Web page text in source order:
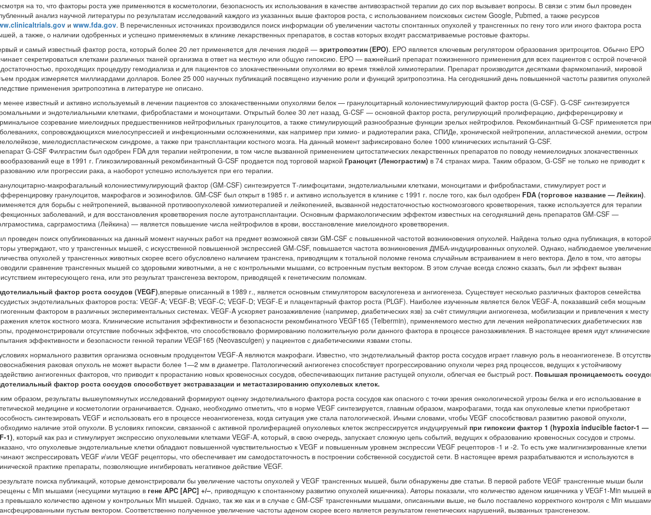
на то, что факторы роста уже применяются в косметологии, безопасность их использования в качестве антивозрастной терапии до сих пор вызывает вопросы. В связи с этим был проведен
анализ научной литературы по результатам исследований каждого из указанных выше факторов роста, с использованием поисковых систем Google, Pubmed, а также ресурсов
и www.fda.gov. В перечисленных источниках производился поиск информации об увеличении частоты спонтанных опухолей у трансгенных по гену того или иного фактора роста
а также, о наличии одобренных и успешно применяемых в клинике лекарственных препаратов, в состав которых входят рассматриваемые ростовые факторы.
и самый известный фактор роста, который более 20 лет применяется для лечения людей — эритропоэтин (EPO). EPO является ключевым регулятором образования эритроцитов. Обычно EPO
секретироваться клетками различных тканей организма в ответ на местную или общую гипоксию. EPO — важнейший препарат пожизненного применения для всех пациентов с острой почечной
проходящих процедуру гемодиализа и для пациентов со злокачественными опухолями во время тяжёлой химиотерапии. Препарат производится десятками фармкомпаний, мировой
продаж измеряется миллиардами долларов. Более 25 000 научных публикаций посвящено изучению роли и функций эритропоэтина. На сегодняшний день повышенной частоты развития опухолей
применения эритропоэтина в литературе не описано.
менее известный и активно используемый в лечении пациентов со злокачественными опухолями белок — гранулоцитарный колониестимулирующий фактор роста (G-CSF). G-CSF синтезируется
и эндотелиальными клетками, фибробластами и моноцитами. Открытый более 30 лет назад, G-CSF — основной фактор роста, регулирующий пролиферацию, дифференцировку и
созревание миелоидных предшественников нейтрофильных гранулоцитов, а также стимулирующий разнообразные функции зрелых нейтрофилов. Рекомбинантный G-CSF применяется при
сопровождающихся миелосупрессией и инфекционными осложнениями, как например при химио- и радиотерапии рака, СПИДе, хронической нейтропении, апластической анемии, остром
миелодиспластическом синдроме, а также при трансплантации костного мозга. На данный момент зафиксировано более 1000 клинических испытаний G-CSF.
G-CSF Филграстим был одобрен FDA для терапии нейтропении, в том числе вызванной применением цитостатических лекарственных препаратов по поводу немиелоидных злокачественных
еще в 1991 г. Гликозилированный рекомбинантный G-CSF продается под торговой маркой Граноцит (Ленограстим) в 74 странах мира. Таким образом, G-CSF не только не приводит к
или прогрессии рака, а наоборот успешно используется при его терапии.
макрофагальный колониестимулирующий фактор (GM-CSF) синтезируется Т-лимфоцитами, эндотелиальными клетками, моноцитами и фибробластами, стимулирует рост и
гранулоцитов, макрофагов и эозинофилов. GM-CSF был открыт в 1985 г. и активно используется в клинике с 1991 г. после того, как был одобрен FDA (торговое название — Лейкин).
для борьбы с нейтропенией, вызванной противоопухолевой химиотерапией и лейкопенией, вызванной недостаточностью костномозгового кроветворения, также используется для терапии
заболеваний, и для восстановления кроветворения после аутотрансплантации. Основным фармакологическим эффектом известных на сегодняшний день препаратов GM-CSF —
сарграмостима (Лейкина) — является повышение числа нейтрофилов в крови, восстановление миелоидного кроветворения.
проведен поиск опубликованных на данный момент научных работ на предмет возможной связи GM-CSF с повышенной частотой возникновения опухолей. Найдена только одна публикация, в
утверждают, что у трансгенных мышей, с искусственной повышенной экспрессией GM-CSF, повышается частота возникновения ДМБА-индуцированных опухолей. Однако, наблюдаемое
опухолей у трансгенных животных скорее всего обусловлено наличием трансгена, приводящим к тотальной поломке генома случайным встраиванием в него вектора. Дело в том, что авторы
сравнение трансгенных мышей со здоровыми животными, а не с контрольными мышами, со встроенным пустым вектором. В этом случае всегда сложно сказать, был ли эффект вызван
интересующего гена, или это результат трансгенеза вектором, приводящей к генетическим поломкам.
фактор роста сосудов (VEGF),впервые описанный в 1989 г., является основным стимулятором васкулогенеза и ангиогенеза. Существует несколько различных факторов семейства
эндотелиальных факторов роста: VEGF-A; VEGF-B; VEGF-C; VEGF-D; VEGF-E и плацентарный фактор роста (PLGF). Наиболее изученным является белок VEGF-A, показавший себя мощным
фактором в различных экспериментальных системах. VEGF-A ускоряет ранозаживление (например, диабетических язв) за счёт стимуляции ангиогенеза, мобилизации и привлечения к месту
клеток костного мозга. Клинические испытания эффективности и безопасности рекомбинатного VEGF165 (Telbermin), применяемого местно для лечения нейропатических диабетических язв
продемонстрировали отсутствие побочных эффектов, что способствовало формированию положительную роли данного фактора в процессе ранозаживления. В настоящее время идут клинические
эффективности и безопасности генной терапии VEGF165 (Neovasculgen) у пациентов с диабетическими язвами стопы.
нормального развития организма основным продуцентом VEGF-A являются макрофаги. Известно, что эндотелиальный фактор роста сосудов играет главную роль в неоангиогенезе. В
раковая опухоль не может вырасти более 1—2 мм в диаметре. Патологический ангиогенез способствует прогрессированию опухоли через ряд процессов, ведущих к устойчивому
ангиогенных факторов, что приводит к прорастанию новых кровеносных сосудов, обеспечивающих питание растущей опухоли, облегчая ее быстрый рост. Повышая проницаемость
фактор роста сосудов способствует экстравазации и метастазированию опухолевых клеток.
образом, результаты вышеупомянутых исследований формируют оценку эндотелиального фактора роста сосудов как опасного с точки зрения онкологической угрозы белка и его использование в
медицине и косметологии ограничивается. Однако, необходимо отметить, что в норме VEGF синтезируется, главным образом, макрофагами, тогда как опухолевые клетки приобретают
синтезировать VEGF и использовать его в процессе неоангиогенеза, когда ситуация уже стала патологической. Иными словами, чтобы VEGF способствовал развитию раковой опухоли,
наличие этой опухоли. В условиях гипоксии, связанной с активной пролиферацией опухолевых клеток экспрессируется индуцируемый при гипоксии фактор 1 (hypoxia inducible factor-1 —
1), который как раз и стимулирует экспрессию опухолевыми клетками VEGF-A, который, в свою очередь, запускает сложную цепь событий, ведущих к образованию кровеносных сосудов и стромы.
что опухолевые эндотелиальные клетки обладают повышенной чувствительностью к VEGF и повышенным уровнем экспрессии VEGF рецепторов -1 и -2. То есть уже малигнизированные клетки
экспрессировать VEGF и\или VEGF рецепторы, что обеспечивает им самодостаточность в построении собственной сосудистой сети. В настоящее время разрабатываются и используются в
практике препараты, позволяющие ингибировать негативное действие VEGF.
поиска публикаций, которые демонстрировали бы увеличение частоты опухолей у VEGF трансгенных мышей, были обнаружены две статьи. В первой работе VEGF трансгенные мыши были
с Min мышами (несущими мутацию в гене APC [APC] +/–, приводящую к спонтанному развитию опухолей кишечника). Авторы показали, что количество аденом кишечника у VEGF1-Min мышей
превышало количество аденом у контрольных Min мышей. Однако, так же как и в случае с GM-CSF трансгенными мышами, описанными выше, не было поставлено корректного контроля с Min
пустым вектором. Соответственно полученное увеличение частоты аденом скорее всего является результатом генетических нарушений, вызванных трансгенезом.